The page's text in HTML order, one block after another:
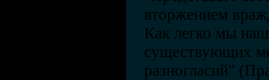
вторжением
Как легко мы
существующих
разногласий"